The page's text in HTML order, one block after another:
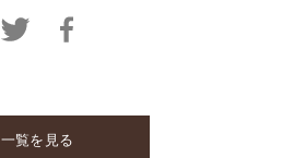
一覧を見る